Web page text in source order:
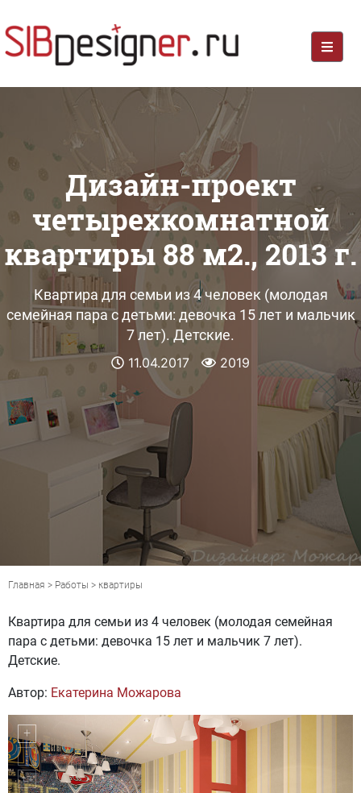
Дизайн-проект
четырехкомнатной
квартиры 88 м2., 2013 г.
Квартира для семьи из 4 человек (молодая
семейная пара с детьми: девочка 15 лет и мальчик
7 лет). Детские.
11.04.2017 2019
Главная > Работы > квартиры
Квартира для семьи из 4 человек (молодая семейная
пара с детьми: девочка 15 лет и мальчик 7 лет).
Детские.
Автор: Екатерина Можарова